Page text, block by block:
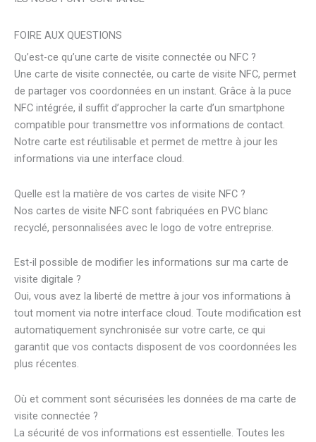
FOIRE AUX QUESTIONS
Qu’est-ce qu’une carte de visite connectée ou NFC ?
Une carte de visite connectée, ou carte de visite NFC, permet
de partager vos coordonnées en un instant. Grâce à la puce
NFC intégrée, il suffit d’approcher la carte d’un smartphone
compatible pour transmettre vos informations de contact.
Notre carte est réutilisable et permet de mettre à jour les
informations via une interface cloud.
Quelle est la matière de vos cartes de visite NFC ?
Nos cartes de visite NFC sont fabriquées en PVC blanc
recyclé, personnalisées avec le logo de votre entreprise.
Est-il possible de modifier les informations sur ma carte de
visite digitale ?
Oui, vous avez la liberté de mettre à jour vos informations à
tout moment via notre interface cloud. Toute modification est
automatiquement synchronisée sur votre carte, ce qui
garantit que vos contacts disposent de vos coordonnées les
plus récentes.
Où et comment sont sécurisées les données de ma carte de
visite connectée ?
La sécurité de vos informations est essentielle. Toutes les